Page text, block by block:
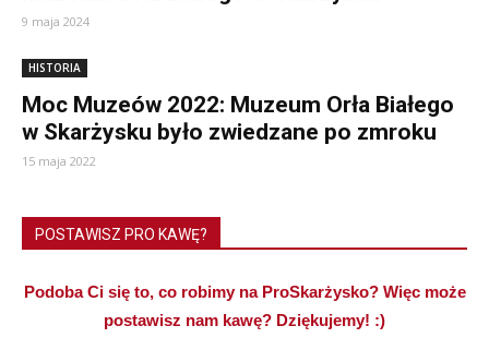
9 maja 2024
HISTORIA
Moc Muzeów 2022: Muzeum Orła Białego
w Skarżysku było zwiedzane po zmroku
15 maja 2022
POSTAWISZ PRO KAWĘ?
Podoba Ci się to, co robimy na ProSkarżysko? Więc może
postawisz nam kawę? Dziękujemy! :)